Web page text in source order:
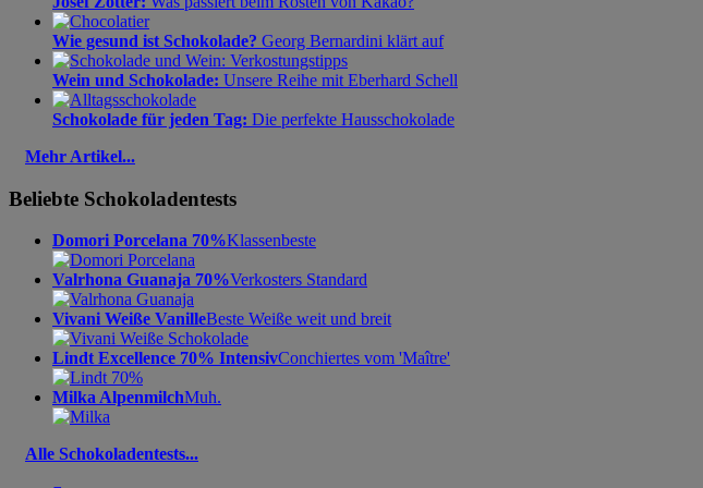
Wie gesund ist Schokolade? Georg Bernardini klärt auf
Wein und Schokolade: Unsere Reihe mit Eberhard Schell
Schokolade für jeden Tag: Die perfekte Hausschokolade
Mehr Artikel...
Beliebte Schokoladentests
Domori Porcelana 70%Klassenbeste
Valrhona Guanaja 70%Verkosters Standard
Vivani Weiße VanilleBeste Weiße weit und breit
Lindt Excellence 70% IntensivConchiertes vom 'Maître'
Milka AlpenmilchMuh.
Alle Schokoladentests...